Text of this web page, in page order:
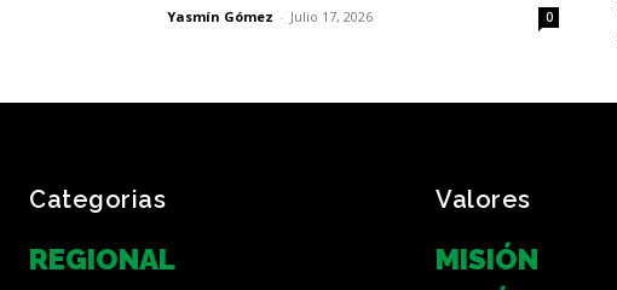
Yasmín Gómez - Julio 17, 2026 0
Categorias
REGIONAL
Valores
MISIÓN